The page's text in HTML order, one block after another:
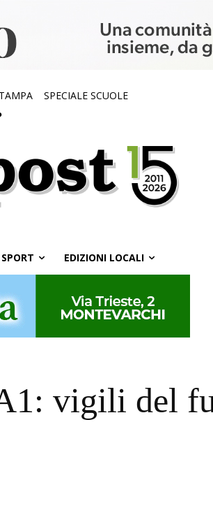
SPECIALE SCUOLE
SPORT EDIZIONI LOCALI
vigili del